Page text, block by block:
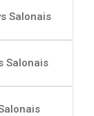
Salonais
Salonais